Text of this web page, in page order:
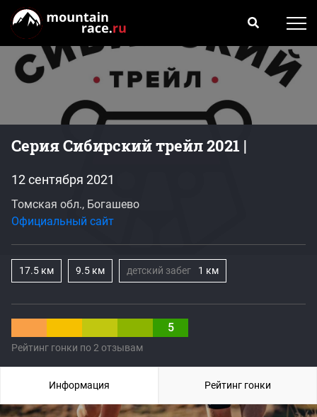
Серия Сибирский трейл 2021 |
5
Рейтинг гонки по 2 отзывам
12 сентября 2021
Томская обл., Богашево
Официальный сайт
17.5 км 9.5 км детский забег 1 км
Информация Рейтинг гонки